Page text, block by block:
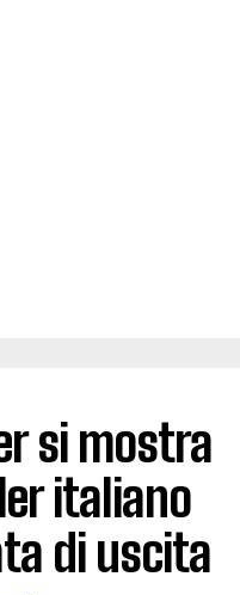
si mostra
italiano
di uscita